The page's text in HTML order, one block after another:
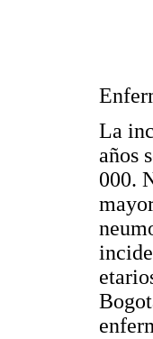
La
años
000.